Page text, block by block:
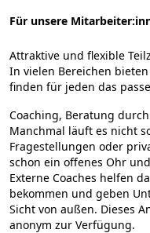
Für unsere
Attraktive und flexible
In vielen Bereichen
finden für jeden das
Coaching, Beratung
Manchmal läuft es nicht
Fragestellungen oder
schon ein offenes Ohr
Externe Coaches helfen
bekommen und geben
Sicht von außen. Dieses
anonym zur Verfügung.